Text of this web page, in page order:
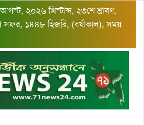
২০২৬ খ্রিস্টাব্দ, ২৩শে শ্রাবণ,
সফর, ১৪৪৮ হিজরি, (বর্ষাকাল), সময় -